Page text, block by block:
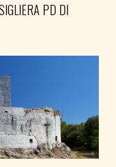
PD DI